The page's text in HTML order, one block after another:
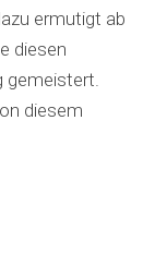
ermutigt ab
diesen
gemeistert.
diesem